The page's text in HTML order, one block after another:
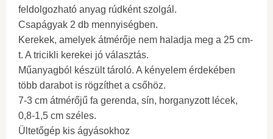
feldolgozható anyag rúdként szolgál.
Csapágyak 2 db mennyiségben.
Kerekek, amelyek átmérője nem haladja meg a 25 cm-
t. A tricikli kerekei jó választás.
Műanyagból készült tároló. A kényelem érdekében
több darabot is rögzíthet a csőhöz.
7-3 cm átmérőjű fa gerenda, sín, horganyzott lécek,
0,8-1,5 cm széles.
Ültetőgép kis ágyásokhoz